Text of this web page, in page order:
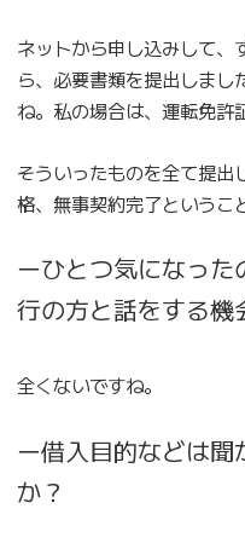
ネットから申し込みして、
ら、必要書類を提出しまし
ね。私の場合は、運転免許
そういったものを全て提出
格、無事契約完了というこ
ーひとつ気になっ
行の方と話をする機
全くないですね。
ー借入目的などは聞
か？